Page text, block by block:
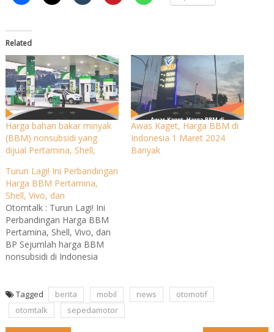
Related
Harga bahan bakar minyak
(BBM) nonsubsidi yang
dijual Pertamina, Shell,
Awas Kaget, Harga BBM di
Indonesia 1 Maret 2024
Banyak
Turun Lagi! Ini Perbandingan
Harga BBM Pertamina,
Shell, Vivo, dan
Otomtalk : Turun Lagi! Ini
Perbandingan Harga BBM
Pertamina, Shell, Vivo, dan
BP Sejumlah harga BBM
nonsubsidi di Indonesia
nonsubsidi Pertamina, Shell,
Vivo, dan BP. Harga BBM
nonsubsidi yang ditawarkan
Tagged berita mobil news
otomotif
otomtalk
sepedamotor